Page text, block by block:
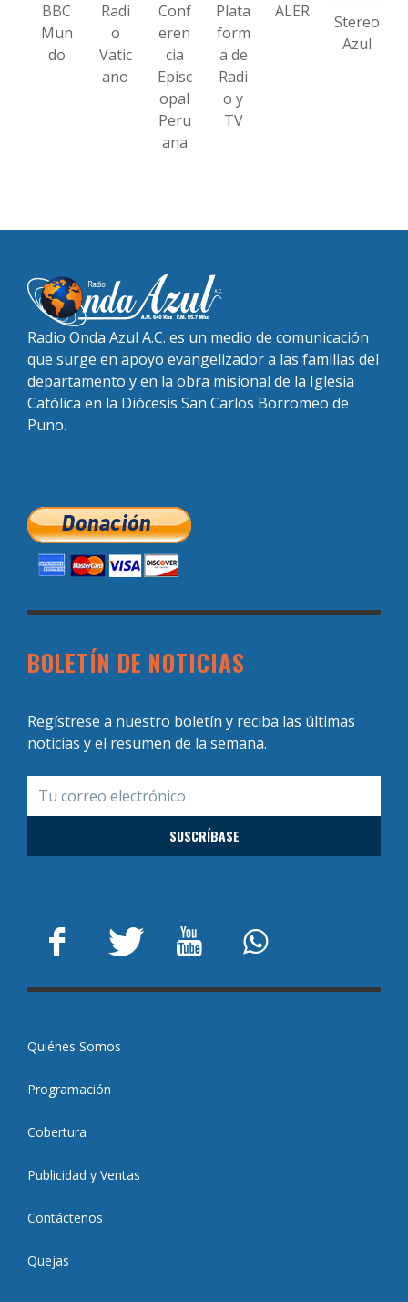
BBC
Mun
do
Radi
o
Vatic
ano
Conf
eren
cia
Episc
opal
Peru
ana
Plata
form
a de
Radi
o y
TV
ALER
Stereo
Azul
Radio Onda Azul A.C. es un medio de comunicación
que surge en apoyo evangelizador a las familias del
departamento y en la obra misional de la Iglesia
Católica en la Diócesis San Carlos Borromeo de
Puno.
BOLETÍN DE NOTICIAS
Regístrese a nuestro boletín y reciba las últimas
noticias y el resumen de la semana.
Quiénes Somos
Programación
Cobertura
Publicidad y Ventas
Contáctenos
Quejas